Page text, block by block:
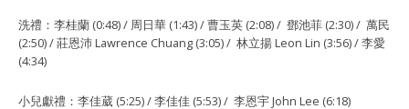
洗禮：李桂蘭 (0:48) / 周日華 (1:43) / 曹玉英 (2:08) / 鄧池菲 (2:30) / 萬民
(2:50) / 莊恩沛 Lawrence Chuang (3:05) / 林立揚 Leon Lin (3:56) / 李愛
(4:34)
小兒獻禮：李佳葳 (5:25) / 李佳佳 (5:53) / 李恩宇 John Lee (6:18)